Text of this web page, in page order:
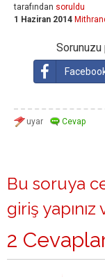
tarafından soruldu
1 Haziran 2014
Sorunuzu
Bu soruya
giriş yapınız
2